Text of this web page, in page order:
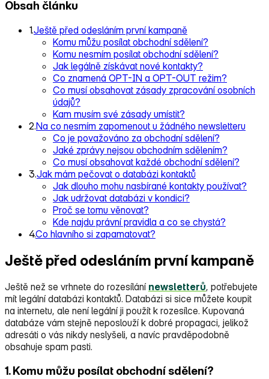
Obsah článku
1.Ještě před odesláním první kampaně
Komu můžu posílat obchodní sdělení?
Komu nesmím posílat obchodní sdělení?
Jak legálně získávat nové kontakty?
Co znamená OPT-IN a OPT-OUT režim?
Co musí obsahovat zásady zpracování osobních
údajů?
Kam musím své zásady umístit?
2.Na co nesmím zapomenout u žádného newsletteru
Co je považováno za obchodní sdělení?
Jaké zprávy nejsou obchodním sdělením?
Co musí obsahovat každé obchodní sdělení?
3.Jak mám pečovat o databázi kontaktů
Jak dlouho mohu nasbírané kontakty používat?
Jak udržovat databázi v kondici?
Proč se tomu věnovat?
Kde najdu právní pravidla a co se chystá?
4.Co hlavního si zapamatovat?
Ještě před odesláním první kampaně
Ještě než se vrhnete do rozesílání newsletterů, potřebujete
mít legální databázi kontaktů. Databázi si sice můžete koupit
na internetu, ale není legální ji použít k rozesílce. Kupovaná
databáze vám stejně neposlouží k dobré propagaci, jelikož
adresáti o vás nikdy neslyšeli, a navíc pravděpodobně
obsahuje spam pasti.
1. Komu můžu posílat obchodní sdělení?